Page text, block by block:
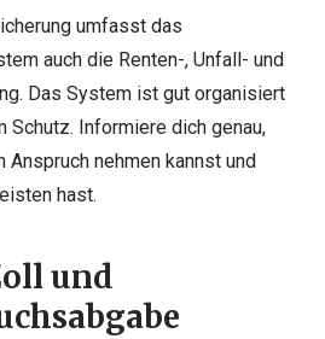
umfasst das
auch die Renten-, Unfall- und
Das System ist gut organisiert
Schutz. Informiere dich genau,
nehmen kannst und
hast.
und